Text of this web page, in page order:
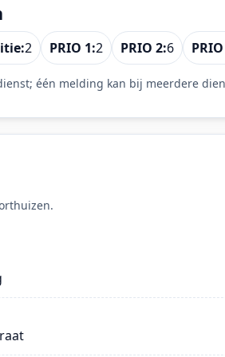
2 PRIO 1:2 PRIO 2:6
één melding kan bij meerdere